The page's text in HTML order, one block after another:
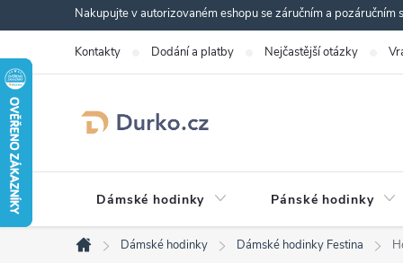
na
obsah
Nakupujte v autorizovaném eshopu se záručním a pozáručním
Kontakty Dodání a platby Nejčastější otázky
Dámské hodinky Pánské hodinky
Domů
Dámské hodinky Dámské hodinky Festina